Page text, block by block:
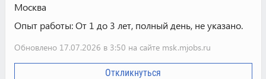
Москва
Опыт работы:От 1 до 3 лет, полный день, не указано.
Обновлено 17.07.2026 в 3:50 на сайте msk.mjobs.ru
Откликнуться